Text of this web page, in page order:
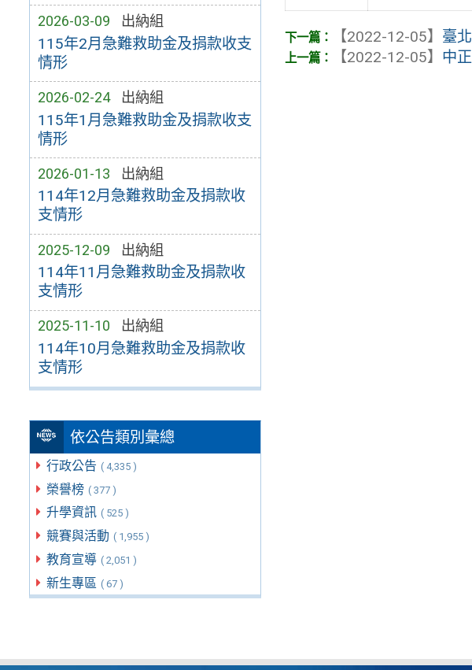
2026-03-09 出納組
115年2月急難救助金及捐款收支
情形
2026-02-24 出納組
115年1月急難救助金及捐款收支
情形
2026-01-13 出納組
114年12月急難救助金及捐款收
支情形
2025-12-09 出納組
114年11月急難救助金及捐款收
支情形
2025-11-10 出納組
114年10月急難救助金及捐款收
支情形
依公告類別彙總
行政公告 ( 4,335 )
榮譽榜 ( 377 )
升學資訊 ( 525 )
競賽與活動 ( 1,955 )
教育宣導 ( 2,051 )
新生專區 ( 67 )
【2022-12-05】 臺
【2022-12-05】 中